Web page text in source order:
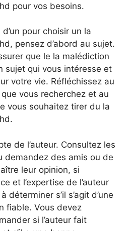
pour vos besoins.
pour choisir un la
pensez d’abord au sujet.
que le la malédiction
sujet qui vous intéresse et
votre vie. Réfléchissez au
vous recherchez et au
vous souhaitez tirer du la
de l’auteur. Consultez les
demandez des amis ou de
leur opinion, si
et l’expertise de l’auteur
déterminer s’il s’agit d’une
fiable. Vous devez
si l’auteur fait